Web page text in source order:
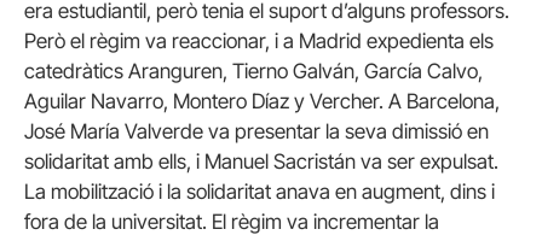
era estudiantil, però tenia el suport d’alguns professors.
Però el règim va reaccionar, i a Madrid expedienta els
catedràtics Aranguren, Tierno Galván, García Calvo,
Aguilar Navarro, Montero Díaz y Vercher. A Barcelona,
José María Valverde va presentar la seva dimissió en
solidaritat amb ells, i Manuel Sacristán va ser expulsat.
La mobilització i la solidaritat anava en augment, dins i
fora de la universitat. El règim va incrementar la